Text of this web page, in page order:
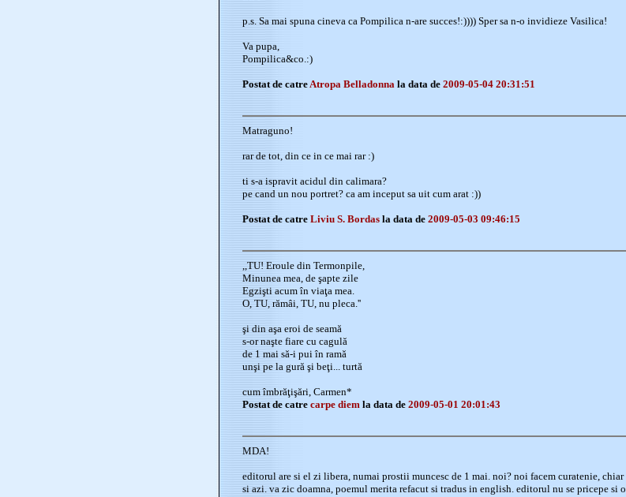
p.s. Sa mai spuna cineva ca Pompilica n-are succes!:)))) Sper sa n-o invidieze Vasilica!
Va pupa,
Pompilica&co.:)
Postat de catreAtropa Belladonna la data de 2009-05-04 20:31:51
Matraguno!
rar de tot, din ce in ce mai rar :)
ti s-a ispravit acidul din calimara?
pe cand un nou portret? ca am inceput sa uit cum arat :))
Postat de catre Liviu S. Bordas la data de 2009-05-03 09:46:15
,,TU! Eroule din Termonpile,
Minunea mea, de şapte zile
Egzişti acum în viaţa mea.
O, TU, rămâi, TU, nu pleca.''
şi din aşa eroi de seamă
s-or naşte fiare cu cagulă
de 1 mai să-i pui în ramă
unşi pe la gură şi beţi... turtă
cum îmbrăţişări, Carmen*
Postat de catre carpe diem la data de 2009-05-01 20:01:43
MDA!
editorul are si el zi libera, numai prostii muncesc de 1 mai. noi? noi facem curatenie, chiar
si azi. va zic doamna, poemul merita refacut si tradus in english. editorul nu se pricepe si o